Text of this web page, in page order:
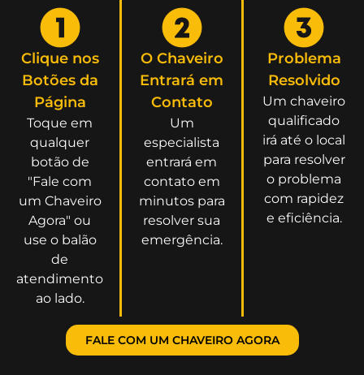
Clique nos
Botões da
Página
Toque em
qualquer
botão de
"Fale com
um Chaveiro
Agora" ou
use o balão
de
atendimento
ao lado.
O Chaveiro
Entrará em
Contato
Um
especialista
entrará em
contato em
minutos para
resolver sua
emergência.
Problema
Resolvido
Um chaveiro
qualificado
irá até o local
para resolver
o problema
com rapidez
e eficiência.
FALE COM UM CHAVEIRO AGORA